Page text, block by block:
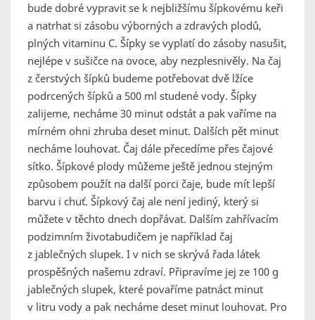
bude dobré vypravit se k nejbližšímu šípkovému keři
a natrhat si zásobu výborných a zdravých plodů,
plných vitaminu C. Šípky se vyplatí do zásoby nasušit,
nejlépe v sušičce na ovoce, aby nezplesnivěly. Na čaj
z čerstvých šípků budeme potřebovat dvě lžíce
podrcených šípků a 500 ml studené vody. Šípky
zalijeme, necháme 30 minut odstát a pak vaříme na
mírném ohni zhruba deset minut. Dalších pět minut
necháme louhovat. Čaj dále přecedíme přes čajové
sítko. Šípkové plody můžeme ještě jednou stejným
způsobem použít na další porci čaje, bude mít lepší
barvu i chuť. Šípkový čaj ale není jediný, který si
můžete v těchto dnech dopřávat. Dalším zahřívacím
podzimním životabudičem je například čaj
z jablečných slupek. I v nich se skrývá řada látek
prospěšných našemu zdraví. Připravíme jej ze 100 g
jablečných slupek, které povaříme patnáct minut
v litru vody a pak necháme deset minut louhovat. Pro